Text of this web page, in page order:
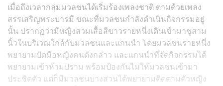
เมื่อถึงเวลากลุ่มมวลชนได้เริ่มร้องเพลงชาติ ตามด้วยเพลง
สรรเสริญพระบารมี ขณะที่มวลชนกำลังดำเนินกิจกรรมอยู่
นั้น ปรากฏว่ามีหญิงสวมเสื้อสีขาวรายหนึ่งเดินเข้ามาชูสาม
นิ้วในบริเวณใกล้กับมวลชนและแกนนำ โดยมวลชนรายหนึ่ง
พยายามปัดมือหญิงคนดังกล่าว และแกนนำที่จัดกิจกรรมได้
พยายามเข้าห้ามปราม พร้อมป้องกันไม่ให้มวลชนเข้ามา
ประชิดตัว แต่ก็มีมวลชนบางส่วนได้พยายามติดตามตัวหญิง